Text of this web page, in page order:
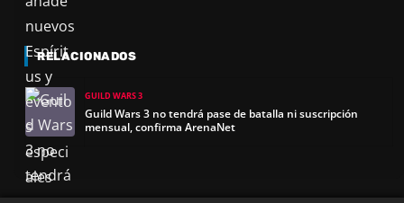
RELACIONADOS
GUILD WARS 3
Guild Wars 3 no tendrá pase de batalla ni suscripción
mensual, confirma ArenaNet